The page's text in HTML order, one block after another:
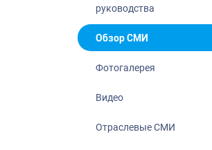
руководства
Обзор СМИ
Фотогалерея
Видео
Отраслевые СМИ